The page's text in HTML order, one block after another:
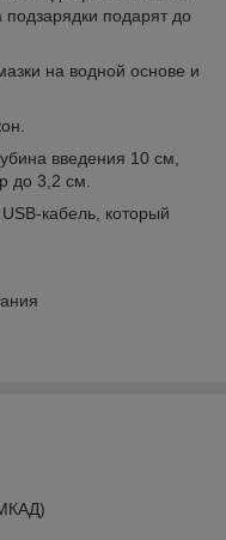
подзарядки подарят до
на водной основе и
введения 10 см,
до 3,2 см.
кабель, который